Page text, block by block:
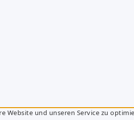
Website und unseren Service zu